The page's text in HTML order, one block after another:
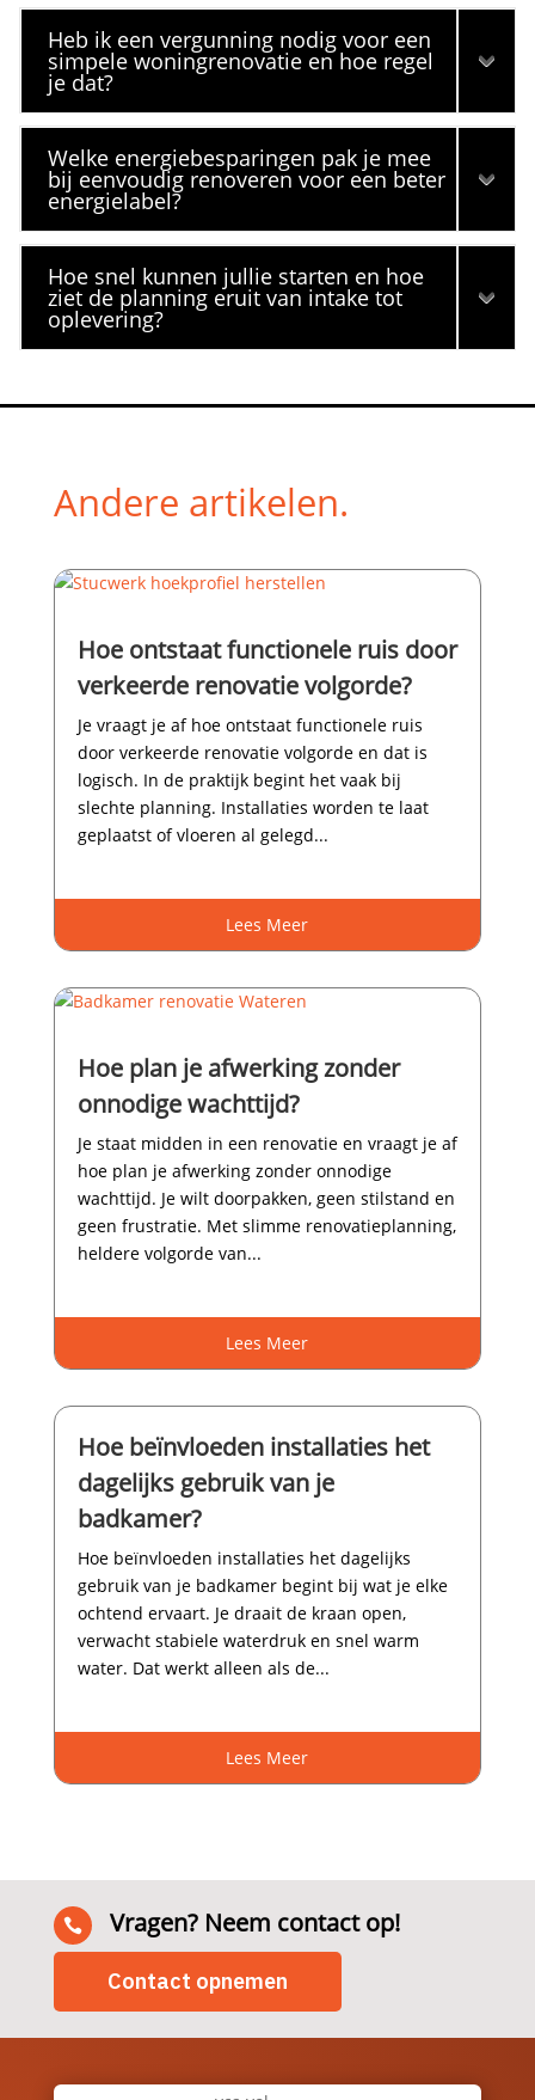
Heb ik een vergunning nodig voor een
simpele woningrenovatie en hoe regel
je dat?
Welke energiebesparingen pak je mee
bij eenvoudig renoveren voor een beter
energielabel?
Hoe snel kunnen jullie starten en hoe
ziet de planning eruit van intake tot
oplevering?
Andere artikelen.
Hoe ontstaat functionele ruis door
verkeerde renovatie volgorde?
Je vraagt je af hoe ontstaat functionele ruis
door verkeerde renovatie volgorde en dat is
logisch.​ In de praktijk begint het vaak bij
slechte planning.​ Installaties worden te laat
geplaatst of vloeren al gelegd...
Lees Meer
Hoe plan je afwerking zonder
onnodige wachttijd?
Je staat midden in een renovatie en vraagt je af
hoe plan je afwerking zonder onnodige
wachttijd.​ Je wilt doorpakken, geen stilstand en
geen frustratie.​ Met slimme renovatieplanning,
heldere volgorde van...
Lees Meer
Hoe beïnvloeden installaties het
dagelijks gebruik van je
badkamer?
Hoe beïnvloeden installaties het dagelijks
gebruik van je badkamer begint bij wat je elke
ochtend ervaart.​ Je draait de kraan open,
verwacht stabiele waterdruk en snel warm
water.​ Dat werkt alleen als de...
Lees Meer
 Vragen? Neem contact op!
Contact opnemen